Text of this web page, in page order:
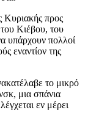
Κυριακής προς
Κιέβου, του
υπάρχουν πολλοί
εναντίον της
το μικρό
μια σπάνια
εν μέρει